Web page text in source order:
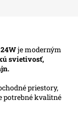
24Wje moderným
svietivosť,
priestory,
potrebné kvalitné